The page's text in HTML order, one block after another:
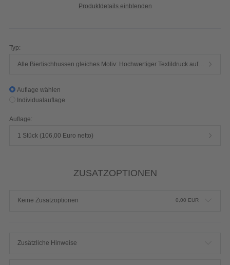
Produktdetails einblenden
Typ:
Auflage wählen
Individualauflage
Auflage:
1 Stück (106,00 Euro netto)
ZUSATZOPTIONEN
Keine Zusatzoptionen 0,00 EUR
Zusätzliche Hinweise